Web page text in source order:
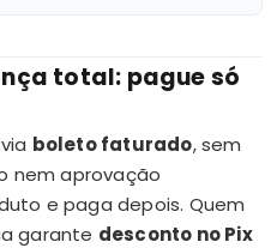
total: pague só
boleto faturado, sem
nem aprovação
e paga depois. Quem
garante desconto no Pix